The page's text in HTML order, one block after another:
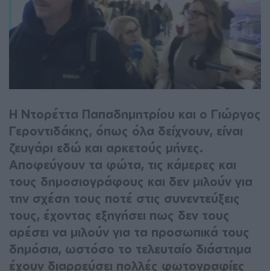
Η Ντορέττα Παπαδημητρίου και ο Γιώργος
Γεροντιδάκης, όπως όλα δείχνουν, είναι
ζευγάρι εδώ και αρκετούς μήνες.
Αποφεύγουν τα φώτα, τις κάμερες και
τους δημοσιογράφους και δεν μιλούν για
την σχέση τους ποτέ στις συνεντεύξεις
τους, έχοντας εξηγήσει πως δεν τους
αρέσει να μιλούν για τα προσωπικά τους
δημόσια, ωστόσο το τελευταίο διάστημα
έχουν διαρρεύσει πολλές φωτογραφίες